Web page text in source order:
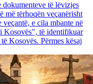
të lëvizjes
më tërhoqën veçanërisht
e cila mbante në
Kosovës", të identifikuar
Kosovës. Përmes kësaj